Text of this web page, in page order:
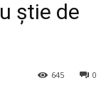
știe de
0
645